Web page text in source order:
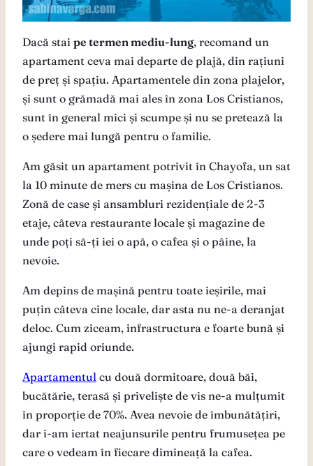
Dacă stai pe termen mediu-lung, recomand un
apartament ceva mai departe de plajă, din rațiuni
de preț și spațiu. Apartamentele din zona plajelor,
și sunt o grămadă mai ales în zona Los Cristianos,
sunt în general mici și scumpe și nu se pretează la
o ședere mai lungă pentru o familie.
Am găsit un apartament potrivit în Chayofa, un sat
la 10 minute de mers cu mașina de Los Cristianos.
Zonă de case și ansambluri rezidențiale de 2-3
etaje, câteva restaurante locale și magazine de
unde poți să-ți iei o apă, o cafea și o pâine, la
nevoie.
Am depins de mașină pentru toate ieșirile, mai
puțin câteva cine locale, dar asta nu ne-a deranjat
deloc. Cum ziceam, infrastructura e foarte bună și
ajungi rapid oriunde.
Apartamentul cu două dormitoare, două băi,
bucătărie, terasă și priveliște de vis ne-a mulțumit
în proporție de 70%. Avea nevoie de îmbunătățiri,
dar i-am iertat neajunsurile pentru frumusețea pe
care o vedeam în fiecare dimineață la cafea.